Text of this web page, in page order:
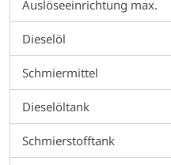
Auslöseeinrichtung max.
Dieselöl
Schmiermittel
Dieselöltank
Schmierstofftank